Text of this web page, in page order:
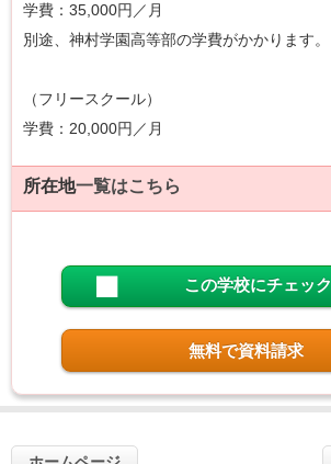
学費：35,000円／月
別途、神村学園高等部の学費がかかります。
（フリースクール）
学費：20,000円／月
所在地一覧はこちら
この学校にチェック
無料で資料請求